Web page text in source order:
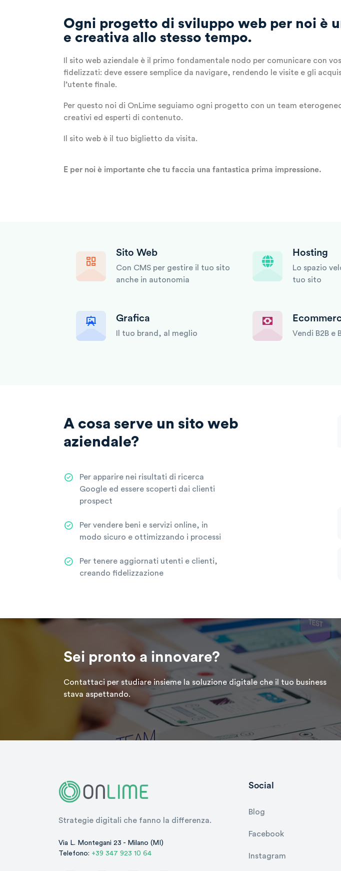
Ogni progetto di sviluppo web per noi è
e creativa allo stesso tempo.
Il sito web aziendale è il primo fondamentale nodo per comunicare con
fidelizzati: deve essere semplice da navigare, rendendo le visite e gli
l’utente finale.
Per questo noi di OnLime seguiamo ogni progetto con un team
creativi ed esperti di contenuto.
Il sito web è il tuo biglietto da visita.
E per noi è importante che tu faccia una fantastica prima impressione.
Sito Web
Con CMS per gestire il tuo sito
anche in autonomia
Hosting
Lo spazio
tuo sito
Grafica
Il tuo brand, al meglio Vendi B2B e
A cosa serve un sito web
aziendale?
Per apparire nei risultati di ricerca
Google ed essere scoperti dai clienti
prospect
Per vendere beni e servizi online, in
modo sicuro e ottimizzando i processi
Per tenere aggiornati utenti e clienti,
creando fidelizzazione
Sei pronto a innovare?
Contattaci per studiare insieme la soluzione digitale che il tuo business
stava aspettando.
Strategie digitali che fanno la differenza.
Via L. Montegani 23 - Milano (MI)
Telefono: +39 347 923 10 64
Social
Blog
Facebook
Instagram